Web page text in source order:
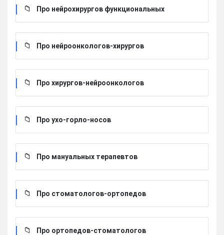
Про нейрохирургов функциональных
Про нейроонкологов-хирургов
Про хирургов-нейроонкологов
Про ухо-горло-носов
Про мануальных терапевтов
Про стоматологов-ортопедов
Про ортопедов-стоматологов